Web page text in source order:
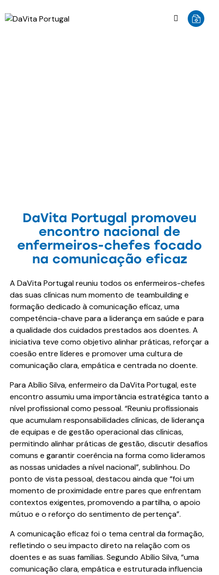
DaVita Portugal promoveu
encontro nacional de
enfermeiros-chefes focado
na comunicação eficaz
A DaVita Portugal reuniu todos os enfermeiros-chefes
das suas clínicas num momento de teambuilding e
formação dedicado à comunicação eficaz, uma
competência-chave para a liderança em saúde e para
a qualidade dos cuidados prestados aos doentes. A
iniciativa teve como objetivo alinhar práticas, reforçar a
coesão entre líderes e promover uma cultura de
comunicação clara, empática e centrada no doente.
Para Abílio Silva, enfermeiro da DaVita Portugal, este
encontro assumiu uma importância estratégica tanto a
nível profissional como pessoal. “Reuniu profissionais
que acumulam responsabilidades clínicas, de liderança
de equipas e de gestão operacional das clínicas,
permitindo alinhar práticas de gestão, discutir desafios
comuns e garantir coerência na forma como lideramos
as nossas unidades a nível nacional”, sublinhou. Do
ponto de vista pessoal, destacou ainda que “foi um
momento de proximidade entre pares que enfrentam
contextos exigentes, promovendo a partilha, o apoio
mútuo e o reforço do sentimento de pertença”.
A comunicação eficaz foi o tema central da formação,
refletindo o seu impacto direto na relação com os
doentes e as suas famílias. Segundo Abílio Silva, “uma
comunicação clara, empática e estruturada influencia